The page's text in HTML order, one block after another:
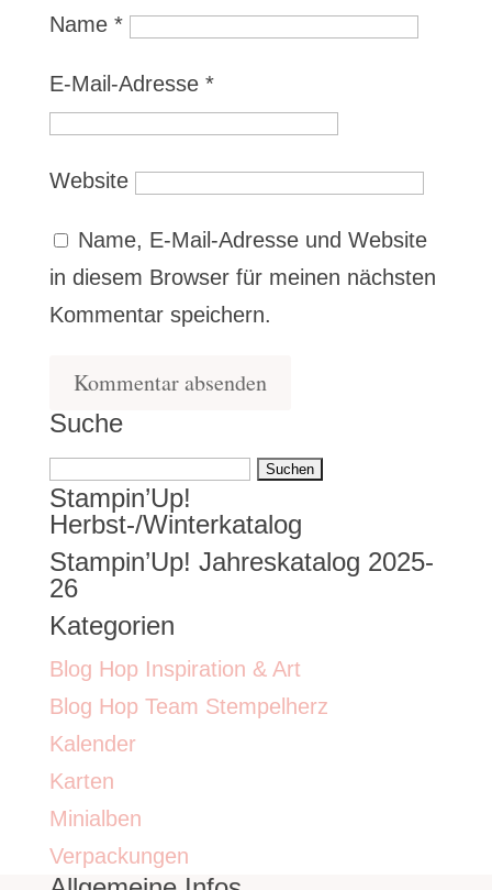
Name *
E-Mail-Adresse *
Website
Name, E-Mail-Adresse und Website
in diesem Browser für meinen nächsten
Kommentar speichern.
Suche
Suchen
nach:
Stampin’Up!
Herbst-/Winterkatalog
Stampin’Up! Jahreskatalog 2025-
26
Kategorien
Blog Hop Inspiration & Art
Blog Hop Team Stempelherz
Kalender
Karten
Minialben
Verpackungen